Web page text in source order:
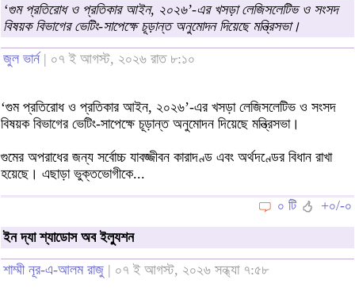
‘গুম প্রতিরোধ ও প্রতিকার আইন, ২০২৬’-এর খসড়া লেজিসলেটিভ ও সংসদ
বিষয়ক বিভাগের ভেটিং-সাপেক্ষে চূড়ান্ত অনুমোদন দিয়েছে মন্ত্রিসভা।
জুল ভার্ন| ০৭ ই আগস্ট, ২০২৬ রাত ৮:১০
‘গুম প্রতিরোধ ও প্রতিকার আইন, ২০২৬’-এর খসড়া লেজিসলেটিভ ও সংসদ
বিষয়ক বিভাগের ভেটিং-সাপেক্ষে চূড়ান্ত অনুমোদন দিয়েছে মন্ত্রিসভা।
গুমের অপরাধের জন্য সর্বোচ্চ যাবজ্জীবন কারাদণ্ড এবং অর্থদণ্ডের বিধান রাখা
হয়েছে। এছাড়া ভুক্তভোগীকে...
০ টি
+০/-০
ইন দ্যা শ্যাডোস অব ইল্যুশন
শাম্মী নূর-এ-আলম রাজু | ০৭ ই আগস্ট, ২০২৬ সন্ধ্যা ৭:৫৮